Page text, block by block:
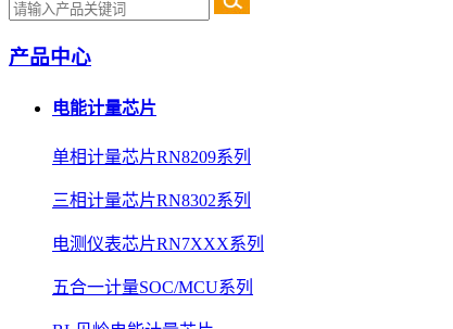
产品中心
电能计量芯片
单相计量芯片RN8209系列
三相计量芯片RN8302系列
电测仪表芯片RN7XXX系列
五合一计量SOC/MCU系列